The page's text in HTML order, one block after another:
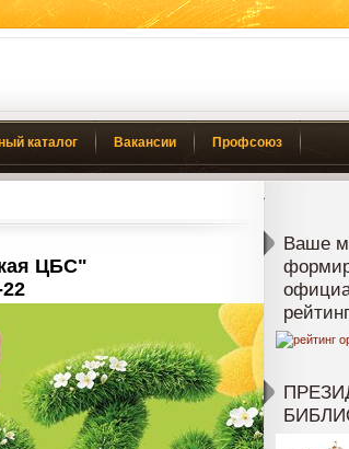
каталог Вакансии Профсоюз
ЦБС"
Ваше